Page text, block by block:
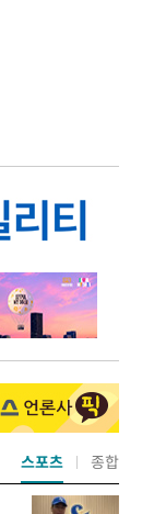
스포츠 종합